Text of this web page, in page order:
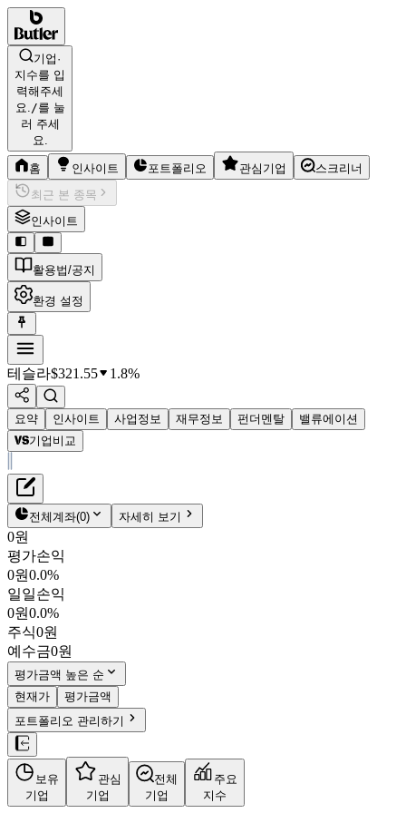
기업·
지수를 입
력해주세
요./를 눌
러 주세
요.
홈 인사이트 포트폴리오 관심기업
스크리너
최근 본 종목
인사이트
활용법/공지
환경 설정
테슬라$321.55 1.8%
요약 인사이트 사업정보 재무정보 펀더멘탈
밸류에이션
기업비교
테슬라
$321.55
TSLA
NASDAQ
시가총액
PBR14.88
PER334.35
결산월12월
4분기누적 분기
연도
10년
5년
사업정보
더보기
재무정보
펀더멘탈
밸류에이션
전체계좌(0) 자세히 보기
0원
평가손익
0원0.0%
일일손익
0원0.0%
주식0원
예수금0원
평가금액 높은 순
현재가
평가금액
포트폴리오 관리하기
보유
기업
관심
기업
전체
기업
주요
지수